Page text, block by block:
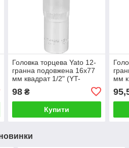
Головка торцева Yato 12-
гранна подовжена 16х77
мм квадрат 1/2" (YT-
98₴
Купити
мм